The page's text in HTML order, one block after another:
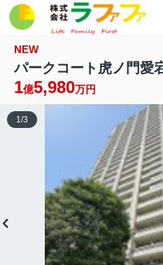
NEW
パークコート虎ノ門愛
1億5,980万円
1/3